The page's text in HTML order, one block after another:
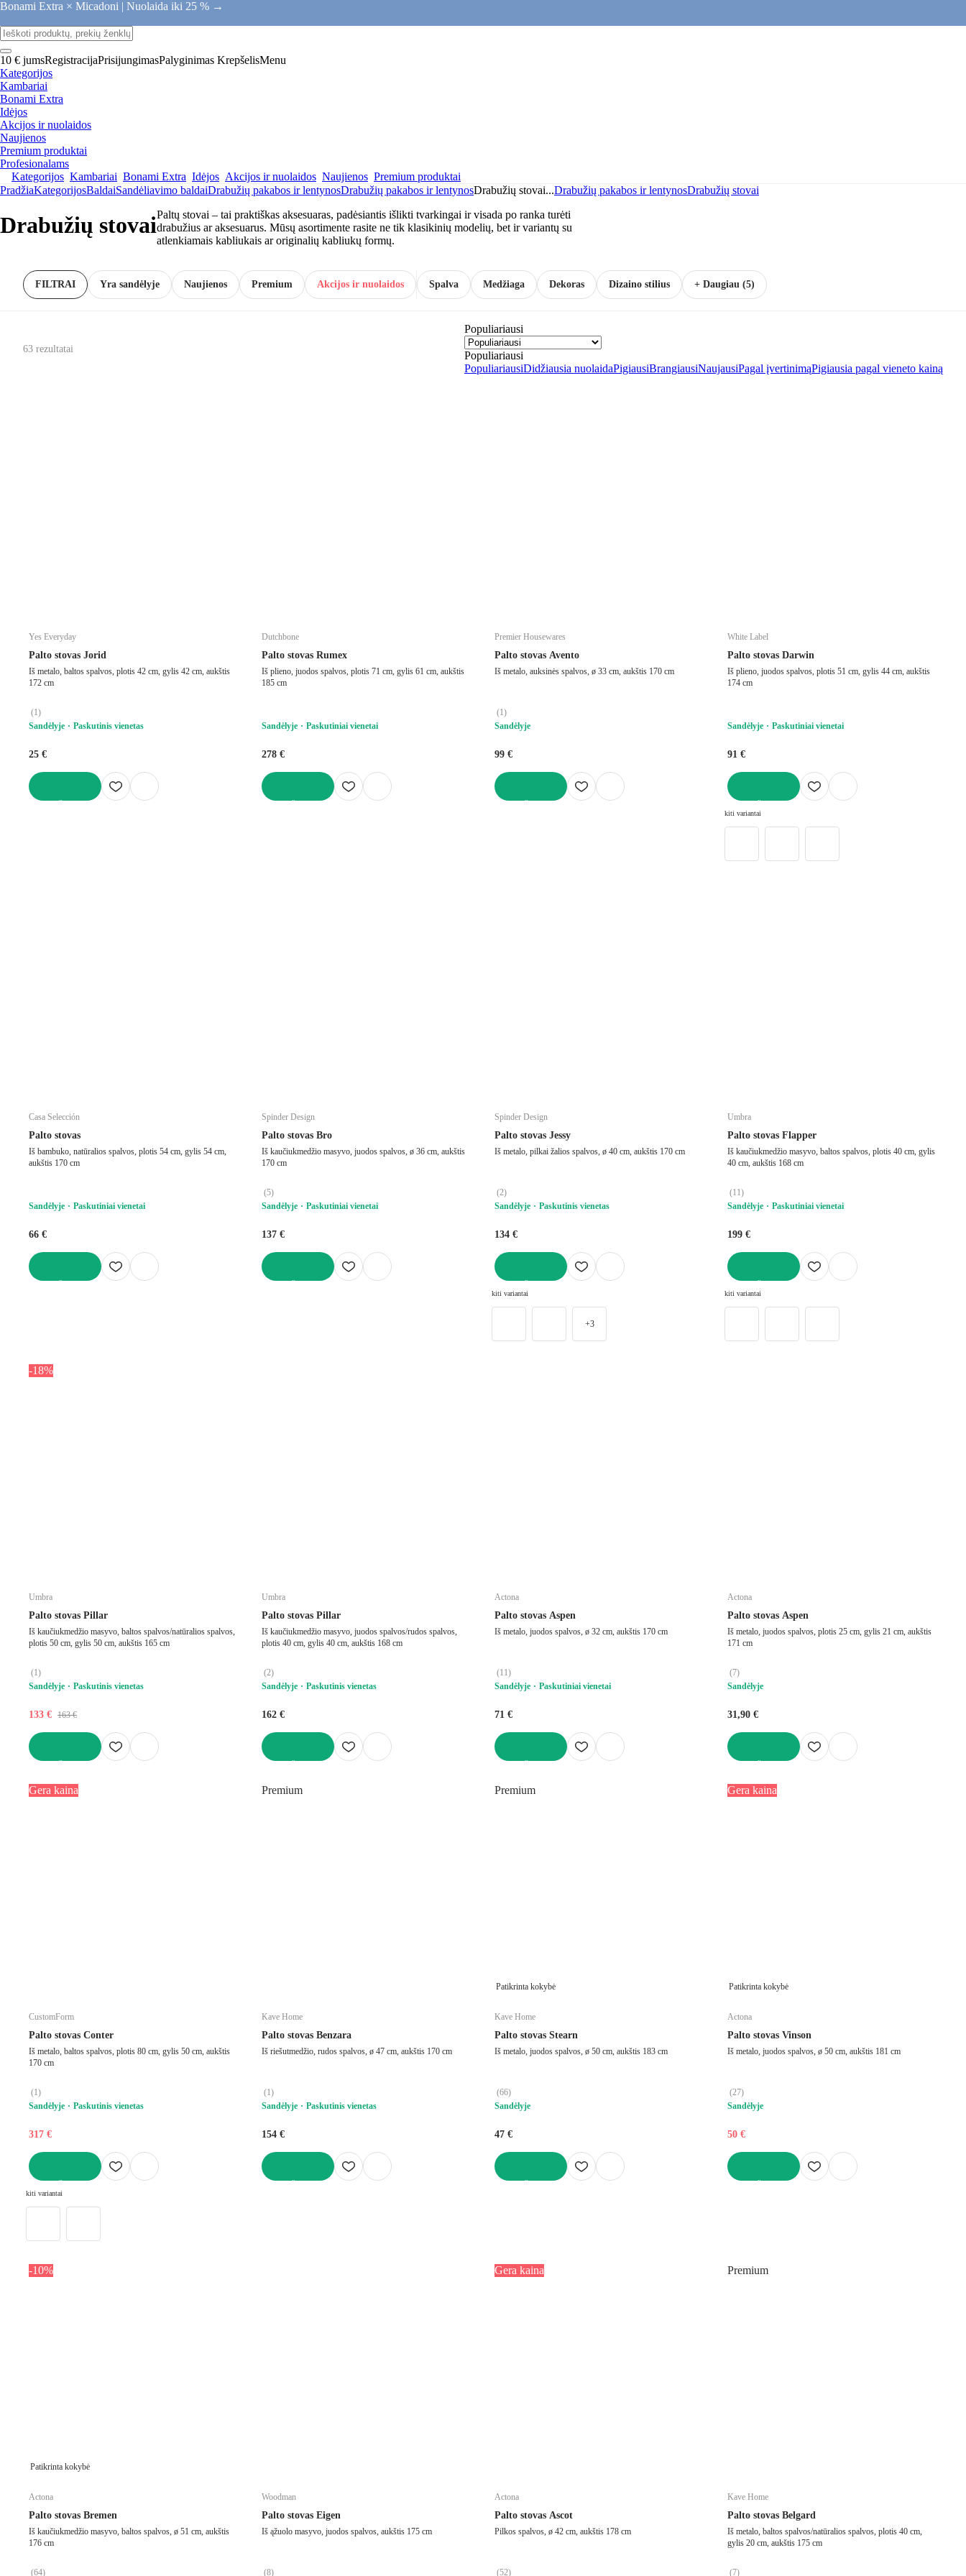
Bonami Extra × Micadoni | Nuolaida iki 25 % →
10 € jumsRegistracijaPrisijungimasPalyginimas KrepšelisMenu
Kategorijos
Kambariai
Bonami Extra
Idėjos
Akcijos ir nuolaidos
Naujienos
Premium produktai
Profesionalams
Kategorijos Kambariai Bonami Extra Idėjos Akcijos ir nuolaidos Naujienos Premium produktai
PradžiaKategorijosBaldaiSandėliavimo baldaiDrabužių pakabos ir lentynosDrabužių pakabos ir lentynosDrabužių stovai...Drabužių pakabos ir lentynosDrabužių stovai
Drabužių stovaiPaltų stovai – tai praktiškas aksesuaras, padėsiantis išlikti tvarkingai ir visada po ranka turėti
drabužius ar aksesuarus. Mūsų asortimente rasite ne tik klasikinių modelių, bet ir variantų su
atlenkiamais kabliukais ar originalių kabliukų formų.
FILTRAI Yra sandėlyje Premium Akcijos ir nuolaidos
Naujienos Spalva Medžiaga Dekoras Dizaino stilius + Daugiau (5)
63 rezultatai
Populiariausi
Populiariausi
PopuliariausiDidžiausia nuolaidaPigiausiBrangiausiNaujausiPagal įvertinimąPigiausia pagal vieneto kainą
Yes Everyday
Palto stovas Jorid
Iš metalo, baltos spalvos, plotis 42 cm, gylis 42 cm, aukštis
172 cm
(1)
Sandėlyje
Paskutinis vienetas
25 €
Dutchbone
Palto stovas Rumex
Iš plieno, juodos spalvos, plotis 71 cm, gylis 61 cm, aukštis
185 cm
Sandėlyje Paskutiniai vienetai
278 €
Premier Housewares
Palto stovas Avento
Iš metalo, auksinės spalvos, ø 33 cm, aukštis 170 cm
(1)
Sandėlyje
99 €
White Label
Palto stovas Darwin
Iš plieno, juodos spalvos, plotis 51 cm, gylis 44 cm, aukštis
174 cm
Sandėlyje Paskutiniai vienetai
91 €
kiti variantai
Casa Selección
Palto stovas
Iš bambuko, natūralios spalvos, plotis 54 cm, gylis 54 cm,
aukštis 170 cm
Sandėlyje Paskutiniai vienetai
66 €
Spinder Design
Palto stovas Bro
Iš kaučiukmedžio masyvo, juodos spalvos, ø 36 cm, aukštis
170 cm
(5)
Sandėlyje
Paskutiniai vienetai
137 €
Spinder Design
Palto stovas Jessy
Iš metalo, pilkai žalios spalvos, ø 40 cm, aukštis 170 cm
(2)
Sandėlyje
Paskutinis vienetas
134 €
kiti variantai
+3
Umbra
Palto stovas Flapper
Iš kaučiukmedžio masyvo, baltos spalvos, plotis 40 cm, gylis
40 cm, aukštis 168 cm
(11)
Sandėlyje
Paskutiniai vienetai
199 €
kiti variantai
-18%
Umbra
Palto stovas Pillar
Iš kaučiukmedžio masyvo, baltos spalvos/natūralios spalvos,
plotis 50 cm, gylis 50 cm, aukštis 165 cm
(1)
Sandėlyje
Paskutinis vienetas
133 € 163 €
Umbra
Palto stovas Pillar
Iš kaučiukmedžio masyvo, juodos spalvos/rudos spalvos,
plotis 40 cm, gylis 40 cm, aukštis 168 cm
(2)
Sandėlyje
Paskutinis vienetas
162 €
Actona
Palto stovas Aspen
Iš metalo, juodos spalvos, ø 32 cm, aukštis 170 cm
(11)
Sandėlyje
Paskutiniai vienetai
71 €
Actona
Palto stovas Aspen
Iš metalo, juodos spalvos, plotis 25 cm, gylis 21 cm, aukštis
171 cm
(7)
Sandėlyje
31,90 €
Gera kaina
CustomForm
Palto stovas Conter
Iš metalo, baltos spalvos, plotis 80 cm, gylis 50 cm, aukštis
170 cm
(1)
Sandėlyje
Paskutinis vienetas
317 €
kiti variantai
Premium
Kave Home
Palto stovas Benzara
Iš riešutmedžio, rudos spalvos, ø 47 cm, aukštis 170 cm
(1)
Sandėlyje
Paskutinis vienetas
154 €
Premium
Patikrinta kokybė
Kave Home
Palto stovas Stearn
Iš metalo, juodos spalvos, ø 50 cm, aukštis 183 cm
(66)
Sandėlyje
47 €
Gera kaina
Patikrinta kokybė
Actona
Palto stovas Vinson
Iš metalo, juodos spalvos, ø 50 cm, aukštis 181 cm
(27)
Sandėlyje
50 €
-10%
Patikrinta kokybė
Actona
Palto stovas Bremen
Iš kaučiukmedžio masyvo, baltos spalvos, ø 51 cm, aukštis
176 cm
(64)
Woodman
Palto stovas Eigen
Iš ąžuolo masyvo, juodos spalvos, aukštis 175 cm
(8)
Gera kaina
Actona
Palto stovas Ascot
Pilkos spalvos, ø 42 cm, aukštis 178 cm
(52)
Premium
Kave Home
Palto stovas Belgard
Iš metalo, baltos spalvos/natūralios spalvos, plotis 40 cm,
gylis 20 cm, aukštis 175 cm
(7)